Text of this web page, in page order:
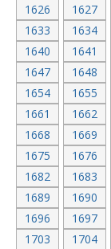
1626
1627
1633
1634
1640
1641
1647
1648
1654
1655
1661
1662
1668
1669
1675
1676
1682
1683
1689
1690
1696
1697
1703
1704